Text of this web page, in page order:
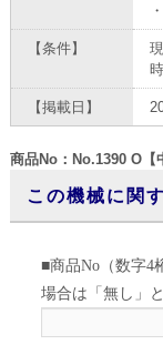
【条件】
【掲載日】
商品No：No.1390 O【
この機械に関